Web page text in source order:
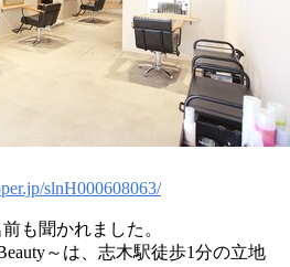
slnH000608063/
も聞かれました。
～は、志木駅徒歩1分の立地